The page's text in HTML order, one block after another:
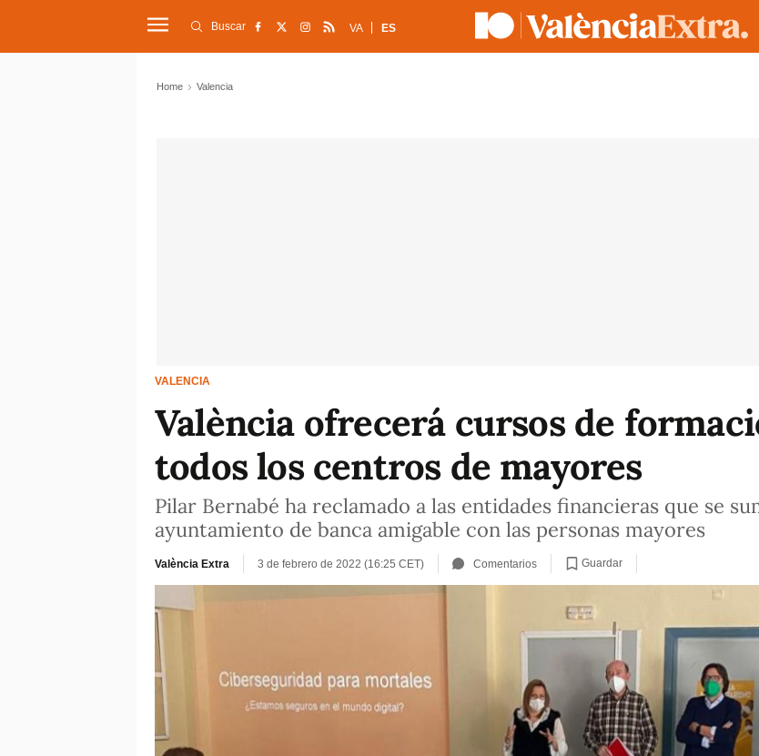
Buscar VA ES
Home Valencia
VALENCIA
València ofrecerá cursos de
todos los centros de mayores
Pilar Bernabé ha reclamado a las entidades financieras que se
ayuntamiento de banca amigable con las personas mayores
València Extra 3 de febrero de 2022 (16:25 CET) Comentarios Guardar